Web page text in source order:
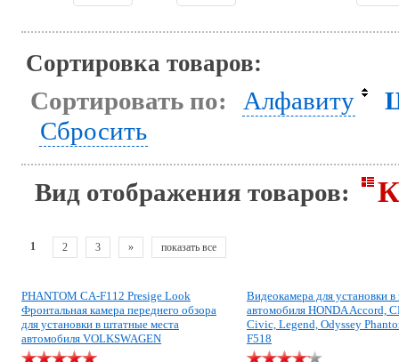
Сортировка товаров:
Сортировать по: Алфавиту
Сбросить
Вид отображения товаров:
1 2 3 » показать все
PHANTOM CA-F112 Presige Look
Фронтальная камера переднего обзора
для установки в штатные места
автомобиля VOLKSWAGEN
Видеокамера для установки
автомобиля HONDA Accord,
Civic, Legend, Odyssey
F518